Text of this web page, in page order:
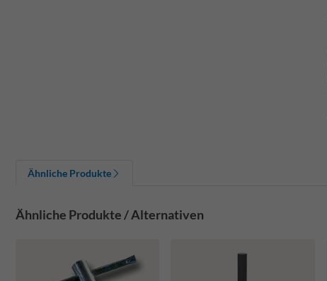
Ähnliche Produkte
Ähnliche Produkte / Alternativen